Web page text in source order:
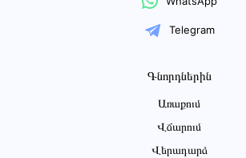
Telegram
Գնորդներին
Առաքում
Վճարում
Վերադարձ